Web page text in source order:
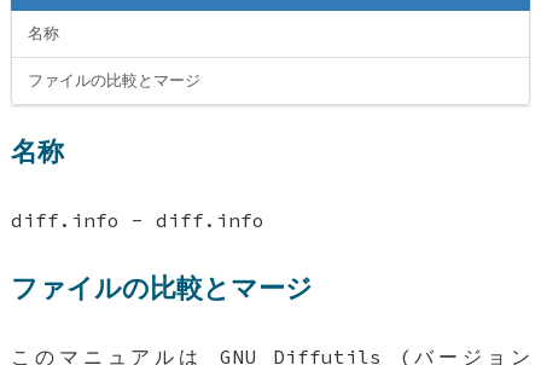
名称
ファイルの比較とマージ
名称
diff.info - diff.info
ファイルの比較とマージ
このマニュアルは GNU Diffutils (バージョン